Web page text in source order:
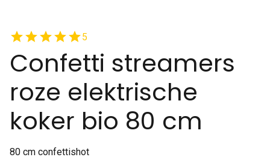
starstarstarstarstar5
Confetti streamers
roze elektrische
koker bio 80 cm
80 cm confettishot